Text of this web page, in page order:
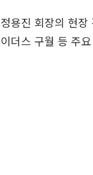
정용진 회장의 현
이더스 구월 등 주